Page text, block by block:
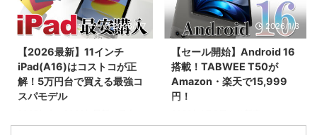
フラッグシップ性能を誇りなが
ら、早期割引で299ドルという驚
ど豪華5大特典が貰える先行販売
セール情報を見逃すな！
て、実質5万円台前半で手に入れ
る具体的な手順や、初心者がハマ
りやすい購入制限の注意点まで網
羅。2026年最新の最安値攻略ガ
イドです。
2026/1/7
【2026最新】11インチ
iPad(A16)はコストコが正
解！5万円台で買える最強コ
スパモデル
一番売れている「11インチ
2026/1/3
【セール開始】Android 16
搭載！TABWEE T50が
Amazon・楽天で15,999
円！
最新Android 16と高性能Unisoc